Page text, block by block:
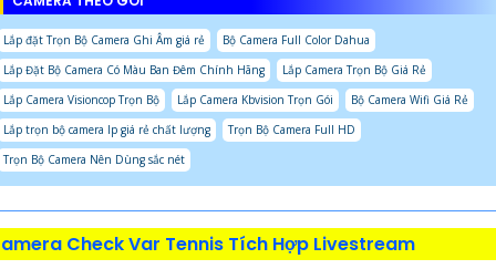
Lắp đặt Trọn Bộ Camera Ghi Âm giá rẻ
Bộ Camera Full Color Dahua
Lắp Đặt Bộ Camera Có Màu Ban Đêm Chính Hãng
Lắp Camera Trọn Bộ Giá Rẻ
Lắp Camera Visioncop Trọn Bộ
Lắp Camera Kbvision Trọn Gói
Bộ Camera Wifi Giá Rẻ
Lắp trọn bộ camera Ip giá rẻ chất lượng
Trọn Bộ Camera Full HD
Trọn Bộ Camera Nên Dùng sắc nét
Check Var Tennis Tích Hợp Livestream